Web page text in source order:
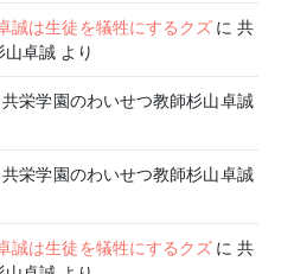
誠は生徒を犠牲にするクズ に 共
山卓誠 より
共栄学園のわいせつ教師杉山卓誠
共栄学園のわいせつ教師杉山卓誠
誠は生徒を犠牲にするクズ に 共